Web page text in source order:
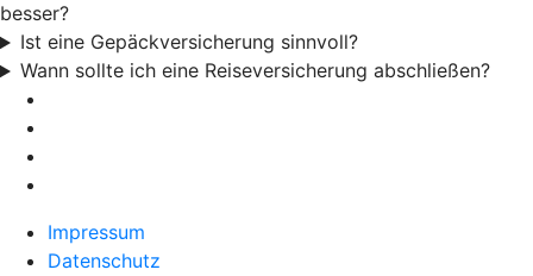
besser?
Ist eine Gepäckversicherung sinnvoll?
Wann sollte ich eine Reiseversicherung abschließen?
Impressum
Datenschutz